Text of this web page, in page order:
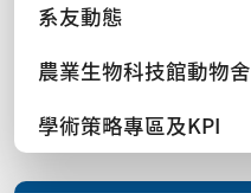
系友動態
農業生物科技館動物舍
學術策略專區及KPI